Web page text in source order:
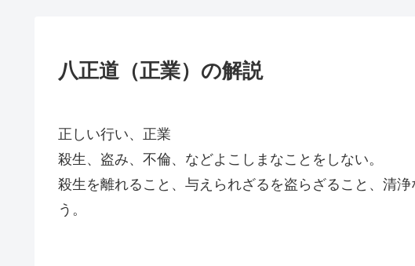
八正道（正業）の解説
正しい行い、正業
殺生、盗み、不倫、などよこしまなことをしない。
殺生を離れること、与えられざるを盗らざること、清
う。